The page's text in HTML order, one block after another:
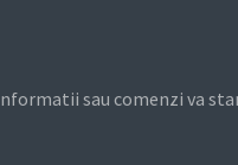
sau comenzi va